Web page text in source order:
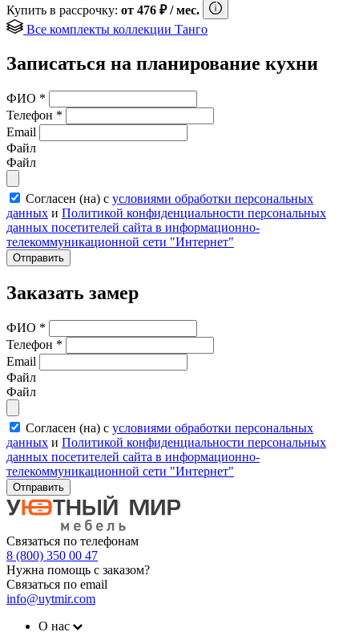
Купить в рассрочку: от 476 ₽/ мес.
Все комплекты коллекции Танго
Записаться на планирование кухни
ФИО *
Телефон *
Email
Файл
Файл
Согласен (на) с условиями обработки персональных
данных и Политикой конфиденциальности персональных
данных посетителей сайта в информационно-
телекоммуникационной сети "Интернет"
Отправить
Заказать замер
ФИО *
Телефон *
Email
Файл
Файл
Согласен (на) с условиями обработки персональных
данных и Политикой конфиденциальности персональных
данных посетителей сайта в информационно-
телекоммуникационной сети "Интернет"
Отправить
Связаться по телефонам
8 (800) 350 00 47
Нужна помощь с заказом?
Связаться по email
info@uytmir.com
О нас